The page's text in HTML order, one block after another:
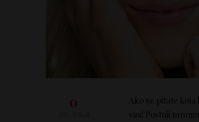
0 Ako se pitate
vas! Postoji